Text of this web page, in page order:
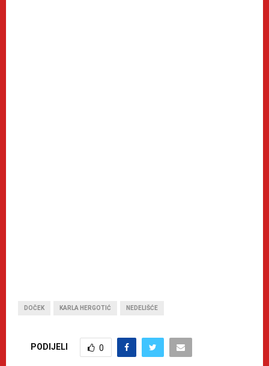
DOČEK KARLA HERGOTIĆ NEDELIŠĆE
PODIJELI 0